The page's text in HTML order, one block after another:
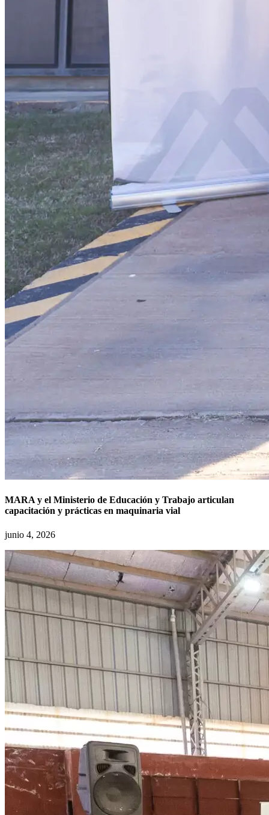
MARA y el Ministerio de Educación y Trabajo articulan
capacitación y prácticas en maquinaria vial
junio 4, 2026